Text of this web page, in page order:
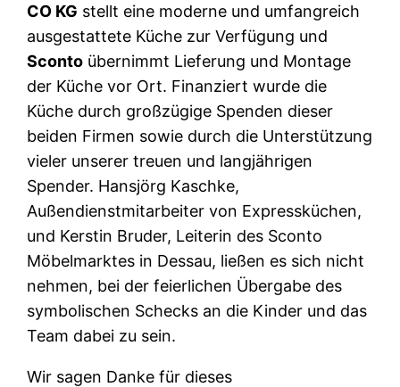
CO KG stellt eine moderne und umfangreich
ausgestattete Küche zur Verfügung und
Sconto übernimmt Lieferung und Montage
der Küche vor Ort. Finanziert wurde die
Küche durch großzügige Spenden dieser
beiden Firmen sowie durch die Unterstützung
vieler unserer treuen und langjährigen
Spender. Hansjörg Kaschke,
Außendienstmitarbeiter von Expressküchen,
und Kerstin Bruder, Leiterin des Sconto
Möbelmarktes in Dessau, ließen es sich nicht
nehmen, bei der feierlichen Übergabe des
symbolischen Schecks an die Kinder und das
Team dabei zu sein.
Wir sagen Danke für dieses